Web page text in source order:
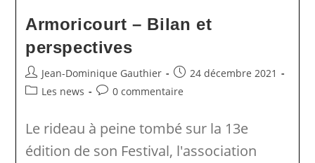
Armoricourt – Bilan et
perspectives
Auteur/autrice
de
Jean-Dominique Gauthier
Publication
publiée :
24 décembre 2021
PostLes news
Commentaires
publication :
0 commentaire
Le rideau à peine tombé sur la 13e
édition de son Festival, l'association